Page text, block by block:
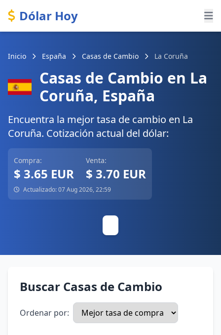
Dólar Hoy
Inicio España Casas de Cambio La Coruña
Casas de Cambio en La
Coruña, España
Encuentra la mejor tasa de cambio en La
Coruña. Cotización actual del dólar:
Compra:
$ 3.65 EUR
Venta:
$ 3.70 EUR
Actualizado: 07 Aug 2026, 22:59
Buscar Casas de Cambio
Ordenar por: